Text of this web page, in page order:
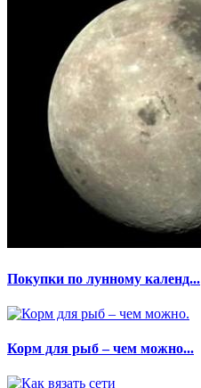
Покупки по лунному календ...
Корм для рыб – чем можно...